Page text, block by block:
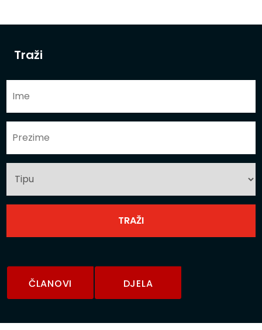
Traži
ČLANOVI DJELA